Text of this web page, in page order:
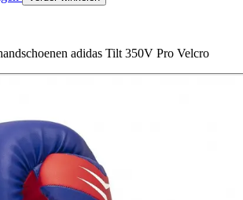
adidas Tilt 350V Pro Velcro